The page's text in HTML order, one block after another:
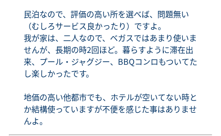
民泊なので、評価の高い所を選べば、問題無い
（むしろサービス良かったり）ですよ。
我が家は、二人なので、ベガスではあまり使いま
せんが、長期の時2回ほど。暮らすように滞在出
来、プール・ジャグジー、BBQコンロもついてた
し楽しかったです。
地価の高い他都市でも、ホテルが空いてない時と
か結構使っていますが不便を感じた事はありませ
んよ。